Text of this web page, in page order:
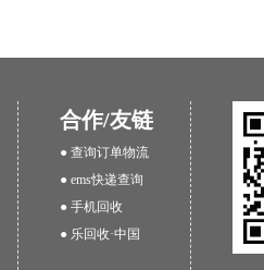
合作/友链
● 查询订单物流
● ems快递查询
● 手机回收
● 乐回收·中国